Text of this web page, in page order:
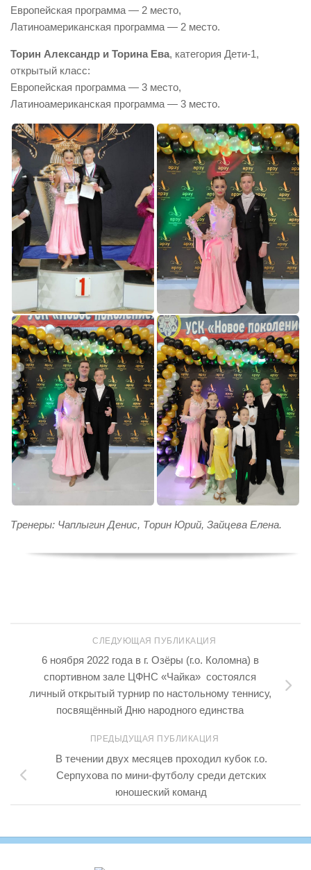
Европейская программа — 2 место,
Латиноамериканская программа — 2 место.
Торин Александр и Торина Ева, категория Дети-1,
открытый класс:
Европейская программа — 3 место,
Латиноамериканская программа — 3 место.
Тренеры: Чаплыгин Денис, Торин Юрий, Зайцева Елена.
СЛЕДУЮЩАЯ ПУБЛИКАЦИЯ
6 ноября 2022 года в г. Озёры (г.о. Коломна) в
спортивном зале ЦФНС «Чайка» состоялся
личный открытый турнир по настольному теннису,
посвящённый Дню народного единства
ПРЕДЫДУЩАЯ ПУБЛИКАЦИЯ
В течении двух месяцев проходил кубок г.о.
Серпухова по мини-футболу среди детских
юношеский команд